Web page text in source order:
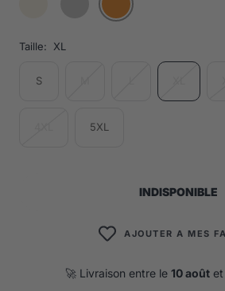
Taille: XL
S
5XL
INDISPONIBLE
AJOUTER A MES
🚀 Livraison entre le 10 août